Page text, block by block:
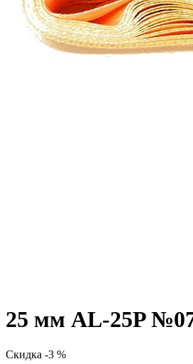
25 мм AL-25P
Скидка -3 %